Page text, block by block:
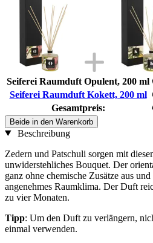
Seiferei Raumduft Opulent, 200 ml
Seiferei Raumduft Kokett, 200 ml
Gesamtpreis:
Beide in den Warenkorb
Beschreibung
Zedern und Patschuli sorgen mit
unwiderstehliches Bouquet. Der
ganz ohne chemische Zusätze aus
angenehmes Raumklima. Der Duft
zu vier Monaten.
Tipp: Um den Duft zu verlängern,
einmal verwenden.